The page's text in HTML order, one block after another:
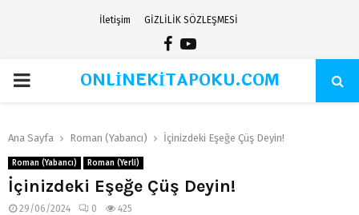
İletişim GİZLİLİK SÖZLEŞMESİ
Facebook
Youtube
PRIMARYONLİNEKİTAPOKU.COM
Ana Sayfa Roman (Yabancı) İçinizdeki Eşeğe Çüş Deyin!
Roman (Yabancı) Roman (Yerli)
İçinizdeki Eşeğe Çüş Deyin!
29/06/2024 0 425